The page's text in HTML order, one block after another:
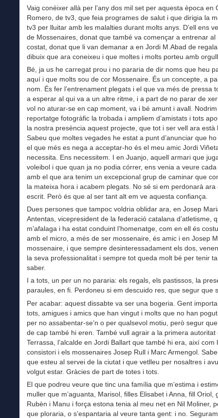
Vaig conèixer allà per l’any dos mil set per aquesta època en
Romero, de tv3, que feia programes de salut i que dirigia la
tv3 per lluitar amb les malalties durant molts anys. D’ell ens
de Mossenaires, donat que també va començar a entrenar al
costat, donat que li van demanar a en Jordi M.Abad de
dibuix que ara coneixeu i que moltes i molts porteu amb
Bé, ja us he carregat prou i no pararia de dir noms que heu
aquí i que molts sou de cor Mossenaire. És un concepte, a
nom. És fer l’entrenament plegats i el que va més de pressa
a esperar al qui va a un altre ritme, i a part de no parar de
vol no aturar-se en cap moment, va i bé amunt i avall.
reportatge fotogràfic la trobada i ampliem d’amistats i tots
la nostra presència aquest projecte, que tot i ser vell ara està
Sabeu que moltes vegades he estat a punt d’anunciar que
el que més es nega a acceptar-ho és el meu amic Jordi
necessita. Ens necessitem. I en Juanjo, aquell armari que
voleibol i que quan ja no podia córrer, ens venia a veure
amb el que ara tenim un excepcional grup de caminar que
la mateixa hora i acabem plegats. No sé si em perdonarà ara
escrit. Però és que al ser tant alt em ve aquesta confiança.
Dues persones que tampoc voldria oblidar ara, en Josep
Antentas, vicepresident de la federació catalana d’atletisme,
m’afalaga i ha estat conduint l’homenatge, com en ell és
amb el micro, a més de ser mossenaire, és amic i en Josep
mossenaire, i que sempre desinteressadament els dos,
la seva professionalitat i sempre tot queda molt bé per tenir
saber.
I a tots, un per un no pararia: els regals, els pastissos, la
paraules, en fi. Perdoneu si em descuido res, que segur que
Per acabar: aquest dissabte va ser una bogeria. Gent
tots, amigues i amics que han vingut i molts que no han
per no assabentar-se’n o per qualsevol motiu, però segur
de cap també hi eren. També vull agrair a la primera autoritat
Terrassa, l’alcalde en Jordi Ballart que també hi era, així com
consistori i els mossenaires Josep Rull i Marc Armengol.
que esteu al servei de la ciutat i que vetlleu per nosaltres i
volgut estar. Gràcies de part de totes i tots.
El que podreu veure que tinc una família que m’estima i
muller que m’aguanta, Marisol, filles Elisabet i Anna, fill Oriol,
Rubèn i Manu i força estona tenia al meu net en Nil Moliner,
que ploraria, o s’espantaria al veure tanta gent: i no.